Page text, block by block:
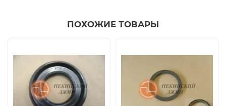
ПОХОЖИЕ ТОВАРЫ